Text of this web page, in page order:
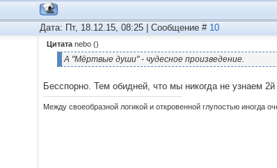
Дата: Пт, 18.12.15, 08:25 | Сообщение # 10
Цитата nebo ()
А "Мёртвые души" - чудесное произведение.
Бесспорно. Тем обидней, что мы никогда не узнаем 2й
Между своеобразной логикой и откровенной глупостью иногда